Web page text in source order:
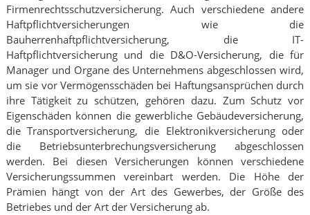
Firmenrechtsschutzversicherung. Auch verschiedene andere
Haftpflichtversicherungen wie die
Bauherrenhaftpflichtversicherung, die IT-
Haftpflichtversicherung und die D&O-Versicherung, die für
Manager und Organe des Unternehmens abgeschlossen wird,
um sie vor Vermögensschäden bei Haftungsansprüchen durch
ihre Tätigkeit zu schützen, gehören dazu. Zum Schutz vor
Eigenschäden können die gewerbliche Gebäudeversicherung,
die Transportversicherung, die Elektronikversicherung oder
die Betriebsunterbrechungsversicherung abgeschlossen
werden. Bei diesen Versicherungen können verschiedene
Versicherungssummen vereinbart werden. Die Höhe der
Prämien hängt von der Art des Gewerbes, der Größe des
Betriebes und der Art der Versicherung ab.